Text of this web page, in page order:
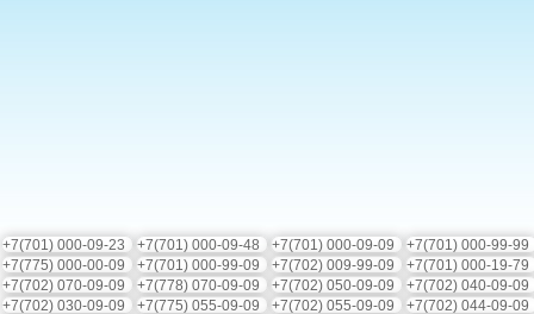
+7(701) 000-09-23 +7(701) 000-09-48 +7(701) 000-09-09
+7(701) 000-99-
+7(775) 000-00-09
+7(701) 000-99-09 +7(702) 009-99-09
+7(701) 000-19-
+7(702) 070-09-09
+7(778) 070-09-09 +7(702) 050-09-09
+7(702) 040-09-
+7(702) 030-09-09
+7(775) 055-09-09 +7(702) 055-09-09
+7(702) 044-09-